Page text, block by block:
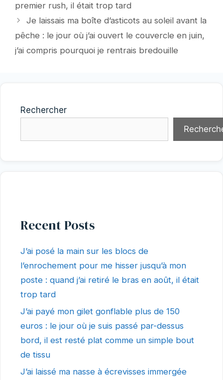
premier rush, il était trop tard
Je laissais ma boîte d’asticots au soleil avant la
pêche : le jour où j’ai ouvert le couvercle en juin,
j’ai compris pourquoi je rentrais bredouille
Rechercher
Recent Posts
J’ai posé la main sur les blocs de
l’enrochement pour me hisser jusqu’à mon
poste : quand j’ai retiré le bras en août, il était
trop tard
J’ai payé mon gilet gonflable plus de 150
euros : le jour où je suis passé par-dessus
bord, il est resté plat comme un simple bout
de tissu
J’ai laissé ma nasse à écrevisses immergée